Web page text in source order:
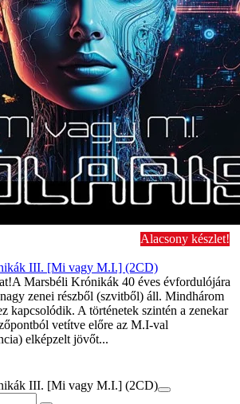
Alacsony készlet!
III. [Mi vagy M.I.] (2CD)
Marsbéli Krónikák 40 éves évfordulójára
zenei részből (szvitből) áll. Mindhárom
kapcsolódik. A történetek szintén a zenekar
vetítve előre az M.I-val
elképzelt jövőt...
III. [Mi vagy M.I.] (2CD)